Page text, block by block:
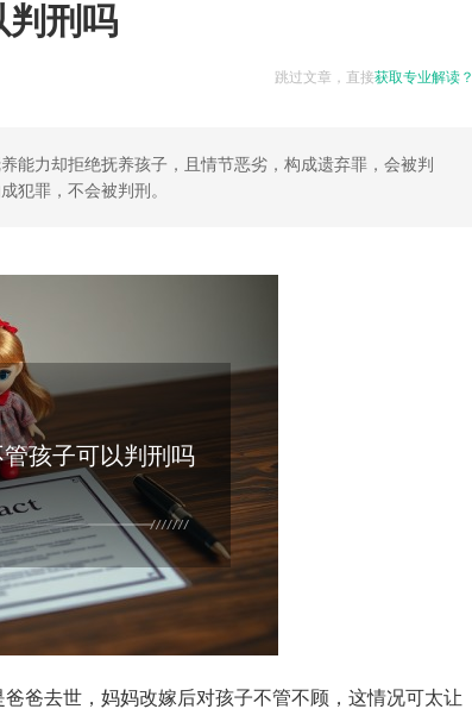
判刑吗
跳过文章，直接获取专业解读？
能力却拒绝抚养孩子，且情节恶劣，构成遗弃罪，会被判
犯罪，不会被判刑。
孩子可以判刑吗
爸去世，妈妈改嫁后对孩子不管不顾，这情况可太让